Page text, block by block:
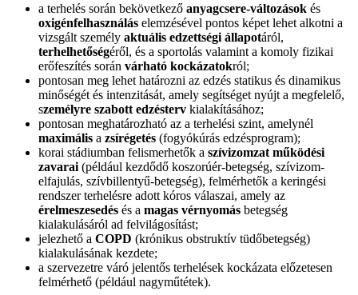
a terhelés során bekövetkező anyagcsere-változások és
oxigénfelhasználás elemzésével pontos képet lehet alkotni a
vizsgált személy aktuális edzettségi állapotáról,
terhelhetőségéről, és a sportolás valamint a komoly fizikai
erőfeszítés során várható kockázatokról;
pontosan meg lehet határozni az edzés statikus és dinamikus
minőségét és intenzitását, amely segítséget nyújt a megfelelő,
személyre szabott edzésterv kialakításához;
pontosan meghatározható az a terhelési szint, amelynél
maximális a zsírégetés (fogyókúrás edzésprogram);
korai stádiumban felismerhetők a szívizomzat működési
zavarai (például kezdődő koszorúér-betegség, szívizom-
elfajulás, szívbillentyű-betegség), felmérhetők a keringési
rendszer terhelésre adott kóros válaszai, amely az
érelmeszesedés és a magas vérnyomás betegség
kialakulásáról ad felvilágosítást;
jelezhető a COPD (krónikus obstruktív tüdőbetegség)
kialakulásának kezdete;
a szervezetre váró jelentős terhelések kockázata előzetesen
felmérhető (például nagyműtétek).